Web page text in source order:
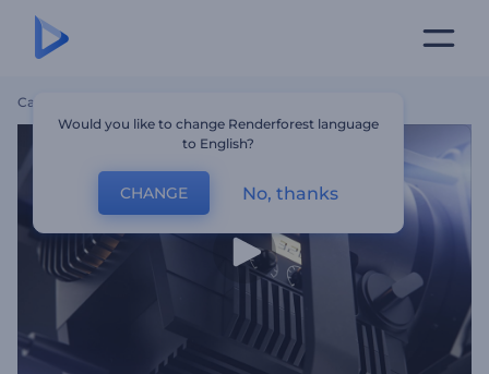
Casa
Would you like to change Renderforest language
to English?
CHANGE No, thanks